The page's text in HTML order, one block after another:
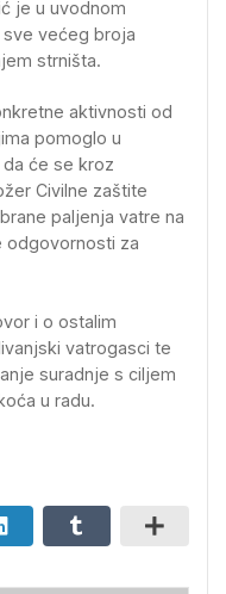
je u uvodnom
većeg broja
strništa.
aktivnosti od
pomoglo u
će se kroz
Civilne zaštite
paljenja vatre na
odgovornosti za
i o ostalim
vatrogasci te
suradnje s ciljem
u radu.